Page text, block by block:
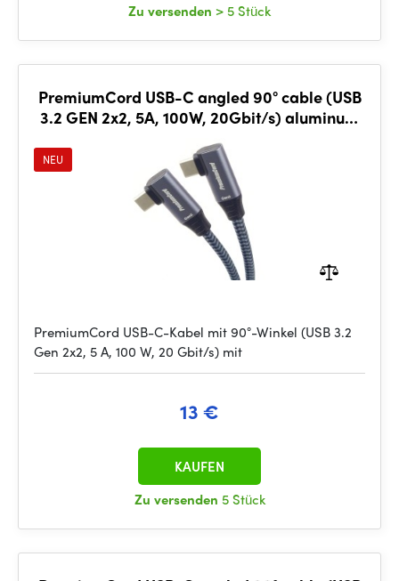
Zu versenden > 5 Stück
PremiumCord USB-C angled 90° cable (USB
3.2 GEN 2x2, 5A, 100W, 20Gbit/s) aluminum
caps, 2m
NEU
PremiumCord USB-C-Kabel mit 90°-Winkel (USB 3.2
Gen 2x2, 5 A, 100 W, 20 Gbit/s) mit
13 €
Zu versenden 5 Stück
KAUFEN